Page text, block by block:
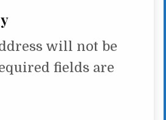
will not be
fields are